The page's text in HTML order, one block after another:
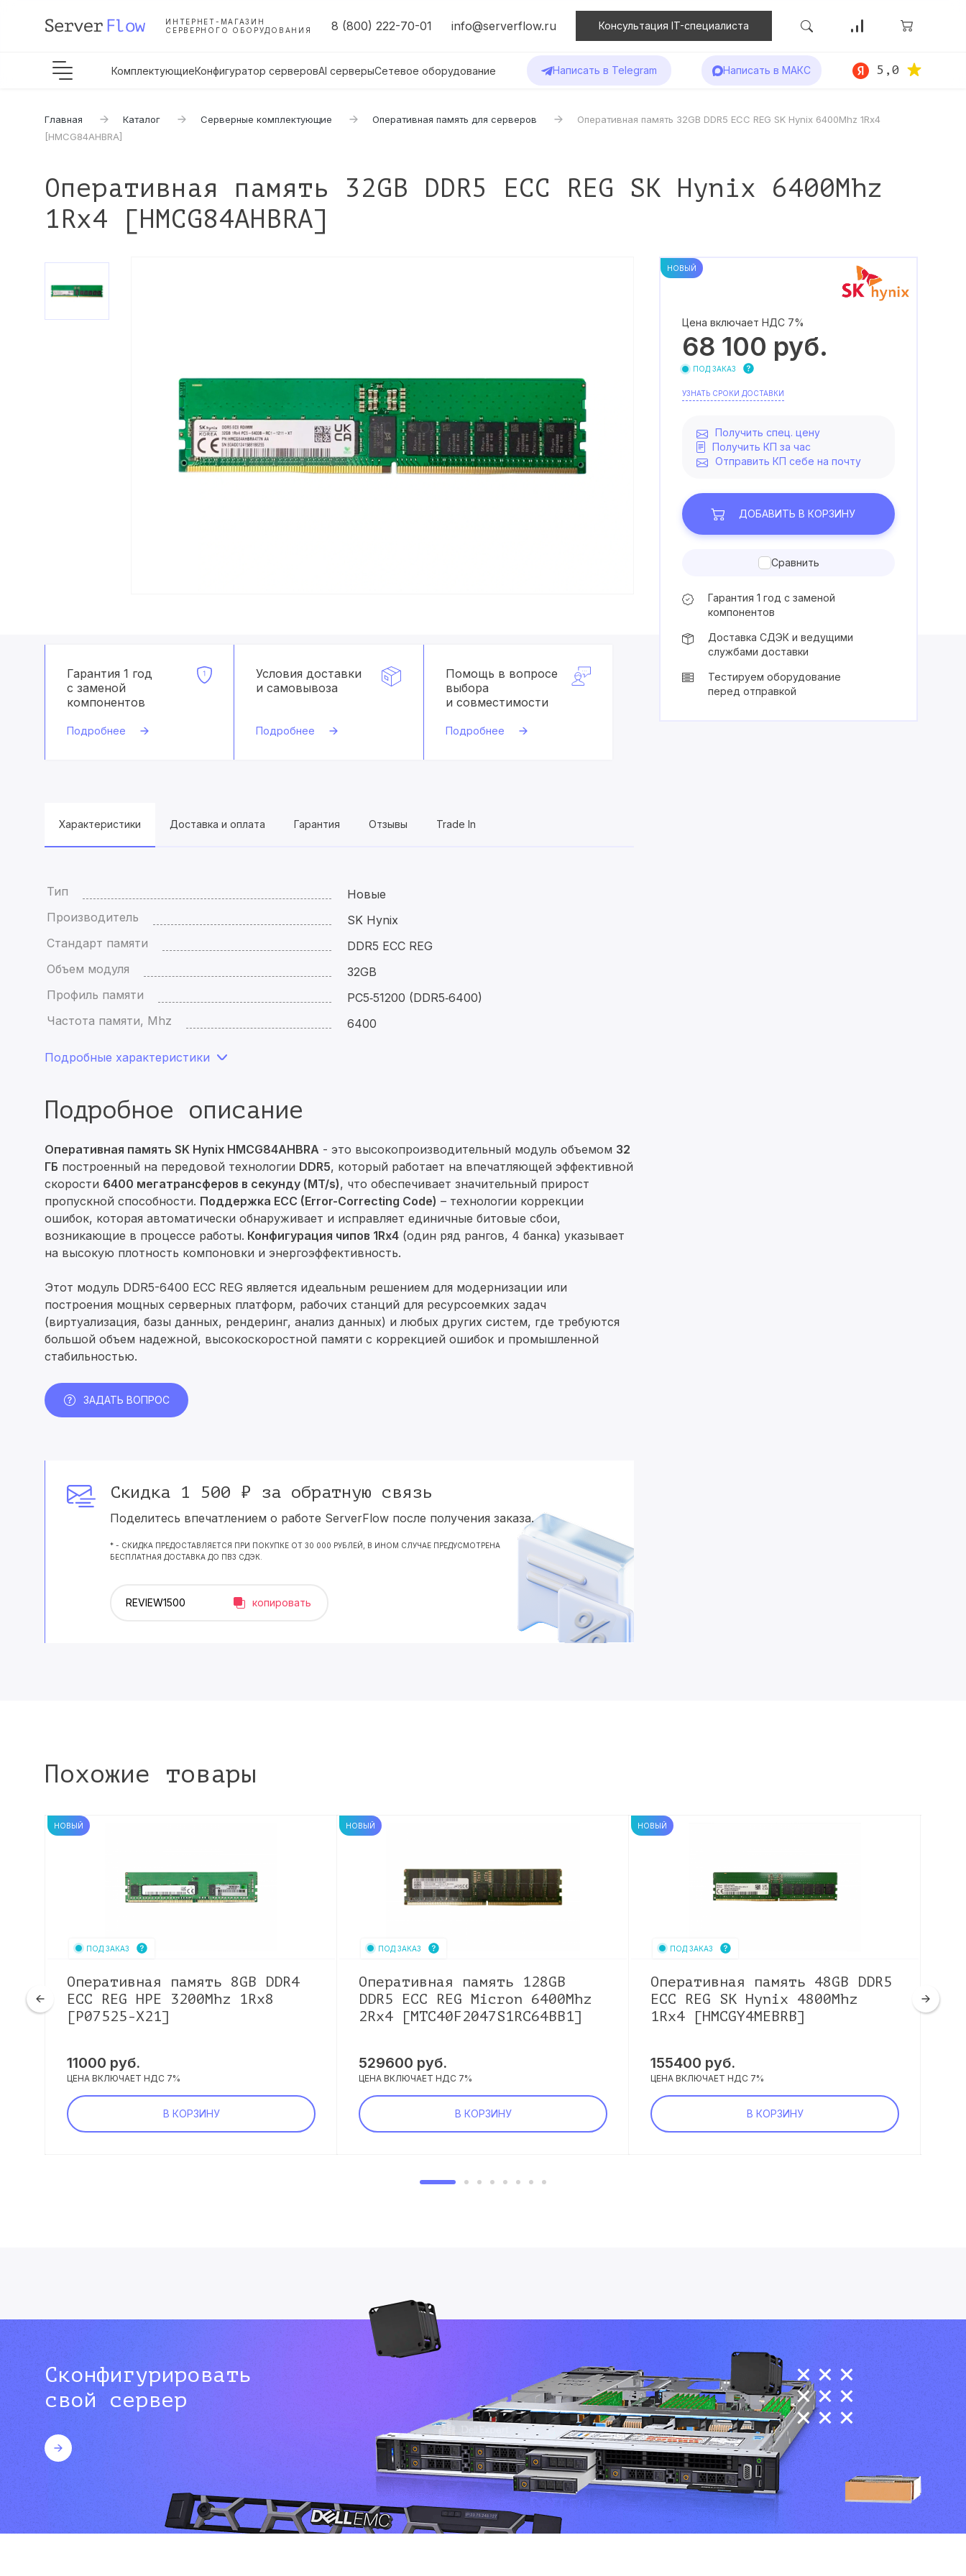
ИНТЕРНЕТ-МАГАЗИН
СЕРВЕРНОГО ОБОРУДОВАНИЯ
8 (800) 222-70-01 info@serverflow.ru Консультация IT-специалиста
КомплектующиеКонфигуратор серверовAI серверыСетевое оборудование Написать в Telegram Написать в МАКС 5,0
Главная Каталог Серверные комплектующие Оперативная память для серверов
Оперативная память 32GB DDR5 ECC REG SK Hynix 6400Mhz 1Rx4
[HMCG84AHBRA]
Оперативная память 32GB DDR5 ECC REG SK Hynix 6400Mhz
1Rx4 [HMCG84AHBRA]
Гарантия 1 год
с заменой
компонентов
Подробнее
Условия доставки
и самовывоза
Подробнее
Помощь в вопросе
выбора
и совместимости
Подробнее
Характеристики Доставка и оплата Гарантия Отзывы Trade In
Тип
Новые
Производитель
SK Hynix
Стандарт памяти
DDR5 ECC REG
Объем модуля
32GB
Профиль памяти
PC5‑51200 (DDR5‑6400)
Частота памяти, Mhz
6400
Подробные характеристики
Подробное описание
Оперативная память SK Hynix HMCG84AHBRA - это высокопроизводительный модуль объемом 32
ГБ построенный на передовой технологии DDR5, который работает на впечатляющей эффективной
скорости 6400 мегатрансферов в секунду (MT/s), что обеспечивает значительный прирост
пропускной способности. Поддержка ECC (Error-Correcting Code) – технологии коррекции
ошибок, которая автоматически обнаруживает и исправляет единичные битовые сбои,
возникающие в процессе работы. Конфигурация чипов 1Rx4 (один ряд рангов, 4 банка) указывает
на высокую плотность компоновки и энергоэффективность.
Этот модуль DDR5-6400 ECC REG является идеальным решением для модернизации или
построения мощных серверных платформ, рабочих станций для ресурсоемких задач
(виртуализация, базы данных, рендеринг, анализ данных) и любых других систем, где требуются
большой объем надежной, высокоскоростной памяти с коррекцией ошибок и промышленной
стабильностью.
ЗАДАТЬ ВОПРОС
Скидка 1 500 ₽ за обратную связь
Поделитесь впечатлением о работе ServerFlow после получения заказа.
* - СКИДКА ПРЕДОСТАВЛЯЕТСЯ ПРИ ПОКУПКЕ ОТ 30 000 РУБЛЕЙ, В ИНОМ СЛУЧАЕ ПРЕДУСМОТРЕНА
БЕСПЛАТНАЯ ДОСТАВКА ДО ПВЗ СДЭК.
копировать
НОВЫЙ
Цена включает НДС 7%
68 100 руб.
ПОД ЗАКАЗ
УЗНАТЬ СРОКИ ДОСТАВКИ
Получить спец. цену
Получить КП за час
Отправить КП себе на почту
ДОБАВИТЬ В КОРЗИНУ
Сравнить
Гарантия 1 год с заменой
компонентов
Доставка СДЭК и ведущими
службами доставки
Тестируем оборудование
перед отправкой
Похожие товары
НОВЫЙ
ПОД ЗАКАЗ
Оперативная память 8GB DDR4
ECC REG HPE 3200Mhz 1Rx8
[P07525-X21]
11000 руб.
ЦЕНА ВКЛЮЧАЕТ НДС 7%
В КОРЗИНУ
НОВЫЙ
ПОД ЗАКАЗ
Оперативная память 128GB
DDR5 ECC REG Micron 6400Mhz
2Rx4 [MTC40F2047S1RC64BB1]
529600 руб.
ЦЕНА ВКЛЮЧАЕТ НДС 7%
В КОРЗИНУ
НОВЫЙ
ПОД ЗАКАЗ
Оперативная память 48GB DDR5
ECC REG SK Hynix 4800Mhz
1Rx4 [HMCGY4MEBRB]
155400 руб.
ЦЕНА ВКЛЮЧАЕТ НДС 7%
В КОРЗИНУ
Сконфигурировать
свой сервер